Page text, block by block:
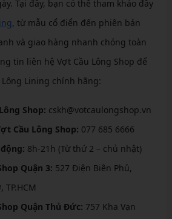
Tại đây, bạn có thể tham khảo đầy
, từ mẫu cổ điển đến phiên bản
và giao hàng nhanh chóng toàn
tin liên hệ Vợt Cầu Lông Shop để
Lining chính hãng:
Shop: cskh@votcaulongshop.vn
Cầu Lông Shop: 077 685 6666
8h-21h (Từ thứ 2 – chủ nhật)
Quận 3: 527 Điện Biên Phủ,
Quận Thủ Đức: 757 Kha Vạn